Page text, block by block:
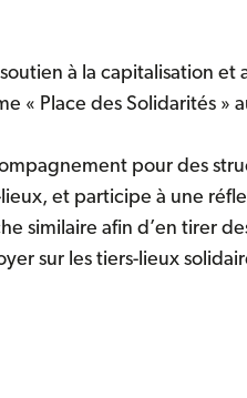
à la capitalisation et
« Place des Solidarités »
pour des
et participe à une
similaire afin d’en tirer
sur les tiers-lieux